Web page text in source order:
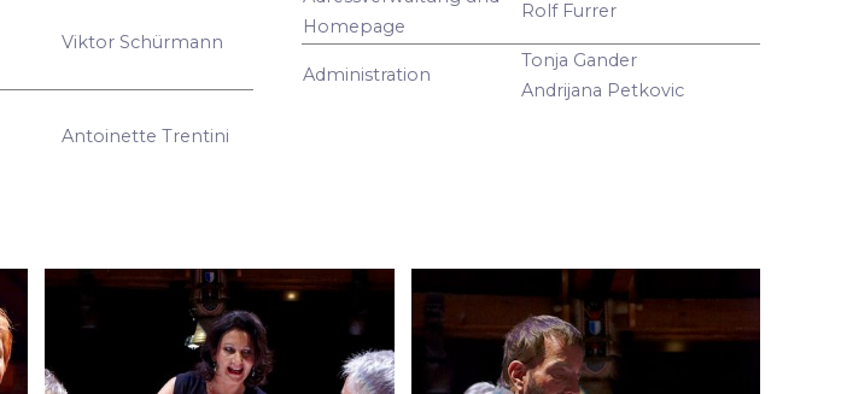
Viktor Schürmann
Antoinette Trentini
Homepage
Rolf Furrer
Administration
Tonja Gander
Andrijana Petkovic